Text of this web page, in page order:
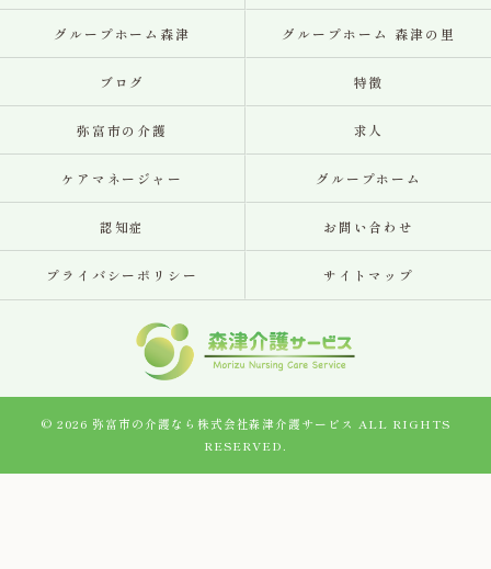
グループホーム森津 グループホーム 森津の里
ブログ 特徴
弥富市の介護 求人
ケアマネージャー グループホーム
認知症 お問い合わせ
プライバシーポリシー サイトマップ
© 2026 弥富市の介護なら株式会社森津介護サービス ALL RIGHTS
RESERVED.